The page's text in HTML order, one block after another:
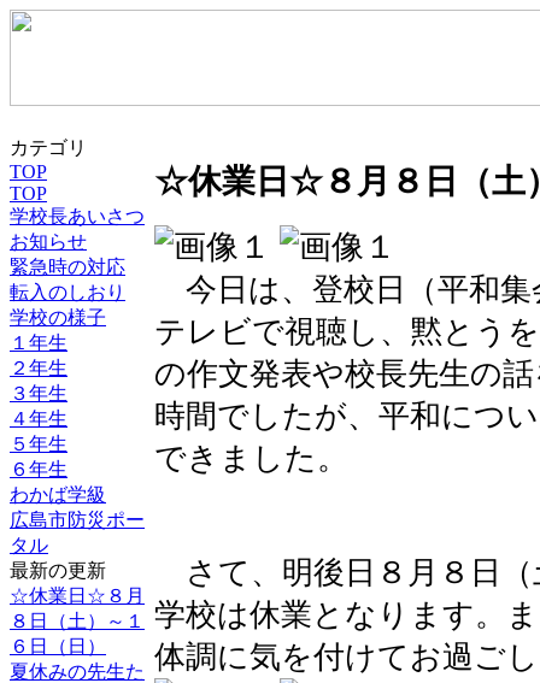
カテゴリ
TOP
TOP
学校長あいさつ
お知らせ
緊急時の対応
転入のしおり
学校の様子
１年生
２年生
３年生
４年生
５年生
６年生
わかば学級
広島市防災ポー
タル
最新の更新
☆休業日☆８月
８日（土）～１
６日（日）
夏休みの先生た
☆休業日☆８月８日（土
今日は、登校日（平和
テレビで視聴し、黙とう
の作文発表や校長先生の
時間でしたが、平和につ
できました。
さて、明後日８月８日
学校は休業となります。
体調に気を付けてお過ご